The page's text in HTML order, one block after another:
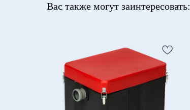
Вас также могут заинтересовать: